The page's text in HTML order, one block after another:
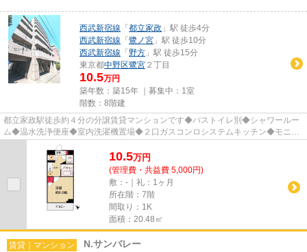
西武新宿線 「 都立家政 」駅 徒歩4分
西武新宿線 「 鷺ノ宮 」駅 徒歩10分
西武新宿線 「 野方 」駅 徒歩15分
東京都中野区鷺宮 ２丁目
10.5万円
築年数：築15年 ｜募集中： 1室
階数：8階建
都立家政駅徒歩約４分の分譲賃貸マンションです◆バストイレ別◆シャワールー
ム◆温水洗浄便座◆室内洗濯機置場◆２口ガスコンロシステムキッチン◆モニタ
付オートロック◆防犯カメラ◆宅配BOX...
10.5万円
(管理費・共益費 5,000円)
敷：-｜礼：1ヶ月
所在階：7階
間取り：1K
面積：20.48㎡
賃貸｜マンション N.サンバレー